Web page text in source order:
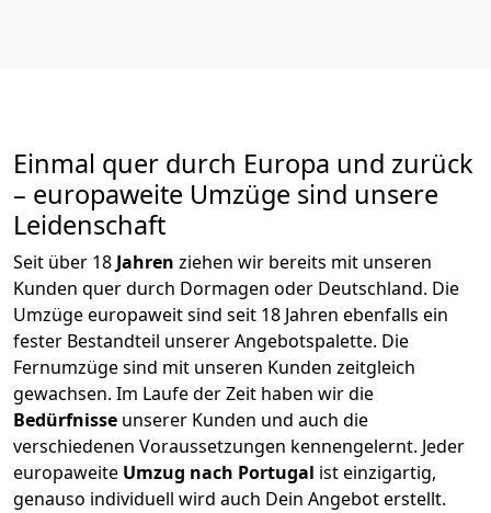
Einmal quer durch Europa und zurück
– europaweite Umzüge sind unsere
Leidenschaft
Seit über 18 Jahren ziehen wir bereits mit unseren
Kunden quer durch Dormagen oder Deutschland. Die
Umzüge europaweit sind seit 18 Jahren ebenfalls ein
fester Bestandteil unserer Angebotspalette. Die
Fernumzüge sind mit unseren Kunden zeitgleich
gewachsen. Im Laufe der Zeit haben wir die
Bedürfnisse unserer Kunden und auch die
verschiedenen Voraussetzungen kennengelernt. Jeder
europaweite Umzug nach Portugal ist einzigartig,
genauso individuell wird auch Dein Angebot erstellt.